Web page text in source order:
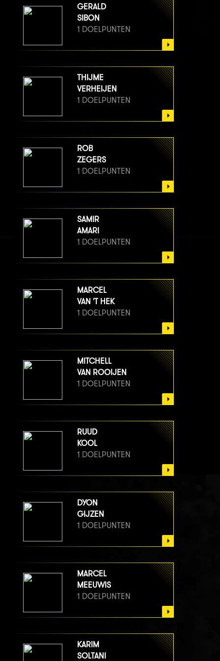
GERALD
SIBON
1 DOELPUNTEN
THIJME
VERHEIJEN
1 DOELPUNTEN
ROB
ZEGERS
1 DOELPUNTEN
SAMIR
AMARI
1 DOELPUNTEN
MARCEL
VAN 'T HEK
1 DOELPUNTEN
MITCHELL
VAN ROOIJEN
1 DOELPUNTEN
RUUD
KOOL
1 DOELPUNTEN
DYON
GIJZEN
1 DOELPUNTEN
MARCEL
MEEUWIS
1 DOELPUNTEN
KARIM
SOLTANI